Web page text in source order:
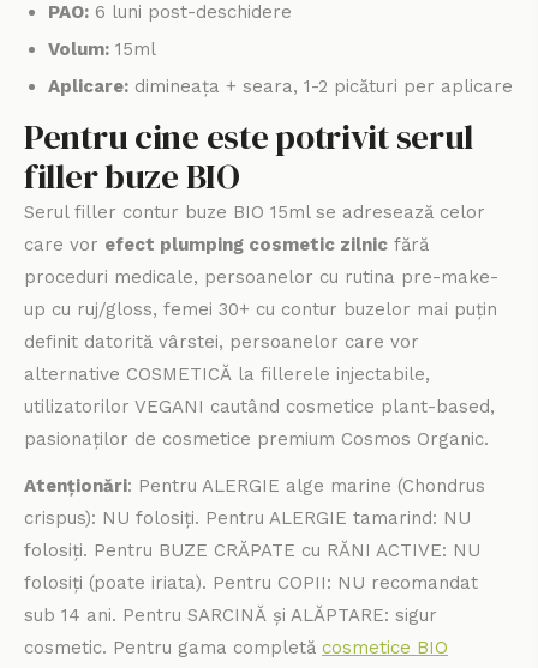
PAO: 6 luni post-deschidere
Volum: 15ml
Aplicare: dimineața + seara, 1-2 picături per aplicare
Pentru cine este potrivit serul
filler buze BIO
Serul filler contur buze BIO 15ml se adresează celor
care vor efect plumping cosmetic zilnic fără
proceduri medicale, persoanelor cu rutina pre-make-
up cu ruj/gloss, femei 30+ cu contur buzelor mai puțin
definit datorită vârstei, persoanelor care vor
alternative COSMETICĂ la fillerele injectabile,
utilizatorilor VEGANI cautând cosmetice plant-based,
pasionaților de cosmetice premium Cosmos Organic.
Atenționări: Pentru ALERGIE alge marine (Chondrus
crispus): NU folosiți. Pentru ALERGIE tamarind: NU
folosiți. Pentru BUZE CRĂPATE cu RĂNI ACTIVE: NU
folosiți (poate iriata). Pentru COPII: NU recomandat
sub 14 ani. Pentru SARCINĂ și ALĂPTARE: sigur
cosmetic. Pentru gama completă cosmetice BIO